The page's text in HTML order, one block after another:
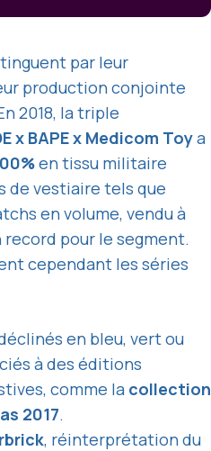
par leur
production conjointe
2018, la triple
x BAPE x Medicom Toya
en tissu militaire
de vestiaire tels que
en volume, vendu à
record pour le segment.
cependant les séries
en bleu, vert ou
à des éditions
comme la collection
2017.
, réinterprétation du